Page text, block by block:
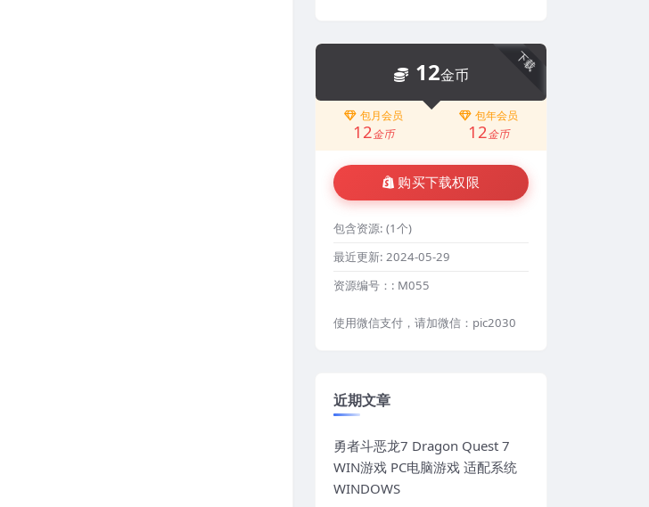
下载
12金币
包月会员
12金币
包年会员
12金币
购买下载权限
包含资源: (1个)
最近更新: 2024-05-29
资源编号：: M055
使用微信支付，请加微信：pic2030
近期文章
勇者斗恶龙7 Dragon Quest 7
WIN游戏 PC电脑游戏 适配系统
WINDOWS